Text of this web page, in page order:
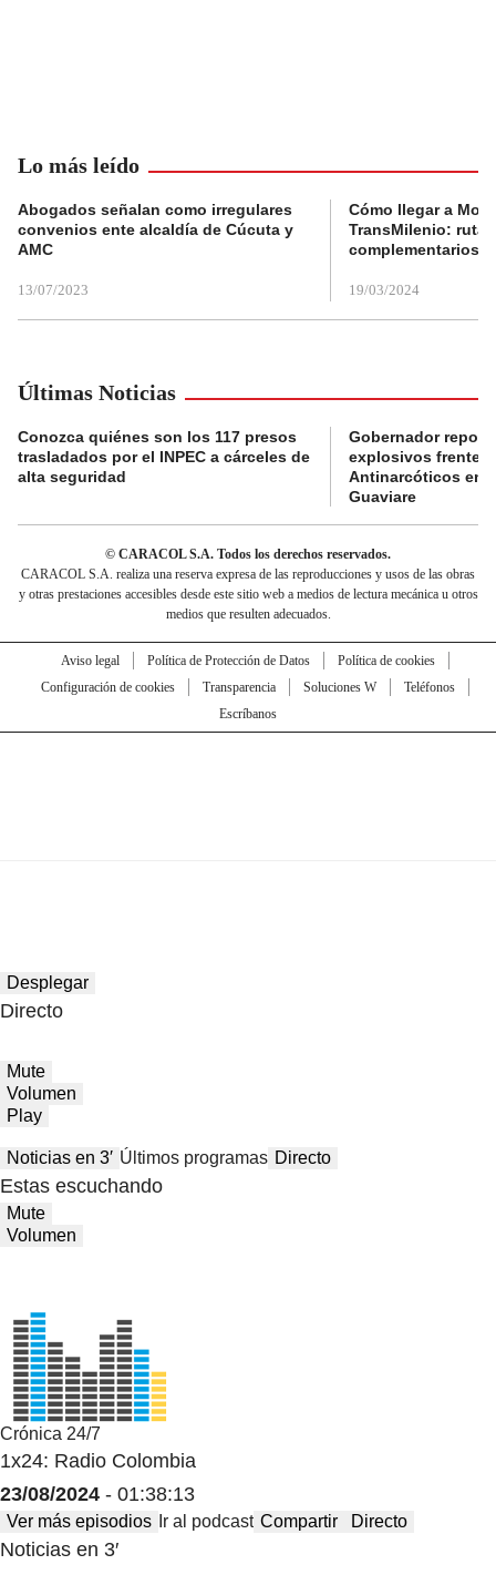
Lo más leído
Abogados señalan como irregulares
convenios ente alcaldía de Cúcuta y
AMC
13/07/2023
Cómo llegar a
TransMilenio:
complementarios
19/03/2024
Últimas Noticias
Conozca quiénes son los 117 presos
trasladados por el INPEC a cárceles de
alta seguridad
Gobernador
explosivos frente a
Antinarcóticos en
Guaviare
© CARACOL S.A. Todos los derechos reservados.
CARACOL S.A. realiza una reserva expresa de las reproducciones y usos de las obras
y otras prestaciones accesibles desde este sitio web a medios de lectura mecánica u otros
medios que resulten adecuados.
Aviso legal Política de Protección de Datos
Política de cookies
Configuración de cookies
Transparencia Soluciones W
Teléfonos
Escríbanos
Desplegar
Directo
Mute
Volumen
Play
Noticias en 3′ Últimos programas Directo
Estas escuchando
Mute
Volumen
Crónica 24/7
1x24: Radio Colombia
23/08/2024 - 01:38:13
Ver más episodios Ir al podcast Compartir Directo
Noticias en 3′